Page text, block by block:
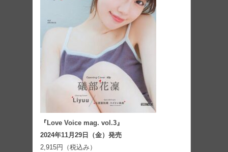
『Love Voice mag. vol.3』
2024年11月29日（金）発売
2,915円（税込み）